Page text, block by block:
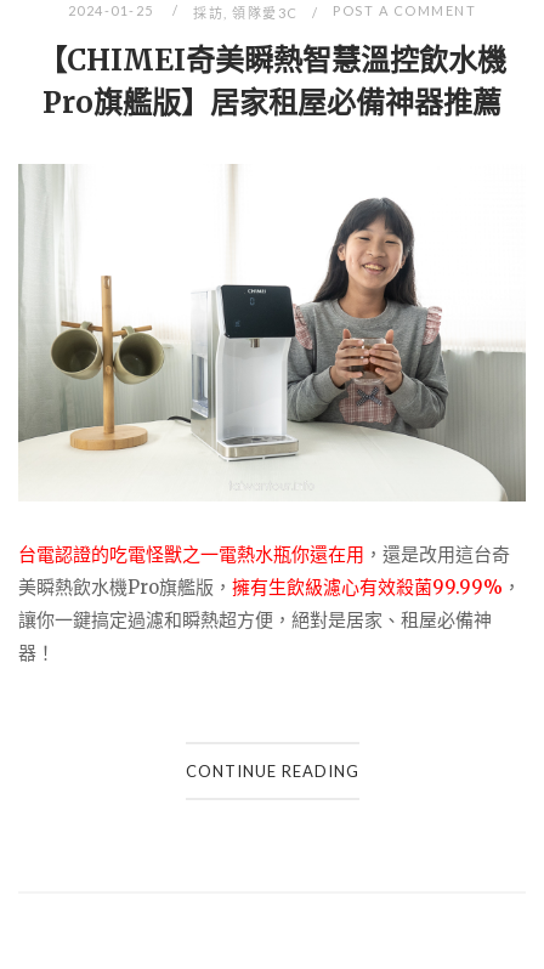
2024-01-25 採訪 領隊愛3C POST A COMMENT
【CHIMEI奇美瞬熱智慧溫控飲水機
Pro旗艦版】居家租屋必備神器推薦
台電認證的吃電怪獸之一電熱水瓶你還在用 ，還是改用這台奇
美瞬熱飲水機Pro旗艦版， 擁有生飲級濾心有效殺菌99.99% ，
讓你一鍵搞定過濾和瞬熱超方便，絕對是居家、租屋必備神
器！
CONTINUE READING